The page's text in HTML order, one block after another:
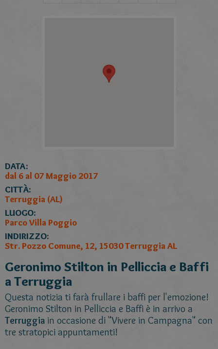
DATA:
dal 6 al 07 Maggio 2017
CITTÀ:
Terruggia (AL)
LUOGO:
Parco Villa Poggio
INDIRIZZO:
Str. Pozzo Comune, 12, 15030 Terruggia AL
Geronimo Stilton in Pelliccia e Baffi
a Terruggia
Questa notizia ti farà frullare i baffi per l'emozione!
Geronimo Stilton in Pelliccia e Baffi è in arrivo a
Terruggia in occasione di "Vivere in Campagna" con
tre stratopici appuntamenti!